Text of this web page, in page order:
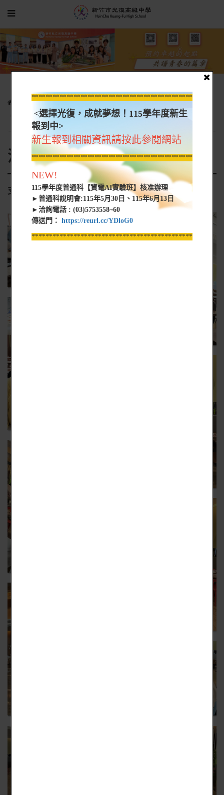
光復新聞 各科活動花絮
活動花絮-時尚
支援芙洛麗飯店萬聖節造型活動
活動花絮-時尚
支援芙洛麗飯店萬聖節造型活動
*****************************************************
<選擇光復，成就夢想！115學年度新生
報到中>
新生報到相關資訊請按此參閱網站
*****************************************************
NEW!
115學年度普通科【資電AI實驗班】核准辦理
►普通科說明會:115年5月30日、115年6月13日
►洽詢電話 : (03)5753558~60
傳送門： https://reurl.cc/YDloG0
*****************************************************